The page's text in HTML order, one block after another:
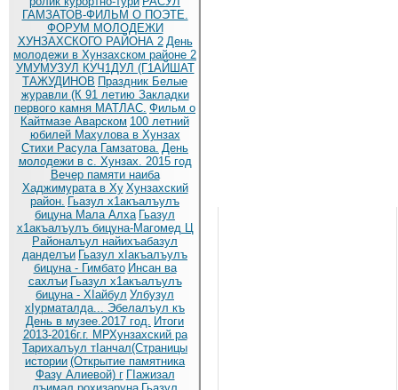
ГАМЗАТОВ-ФИЛЬМ О ПОЭТЕ.
ФОРУМ МОЛОДЕЖИ
ХУНЗАХСКОГО РАЙОНА 2 День
молодежи в Хунзахском районе 2
УМУМУЗУЛ КУЧ1ДУЛ (Г1АЙШАТ
ТАЖУДИНОВ Праздник Белые
журавли (К 91 летию Закладки
первого камня МАТЛАС. Фильм о
Кайтмазе Аварском 100 летний
юбилей Махулова в Хунзах
Стихи Расула Гамзатова. День
молодежи в с. Хунзах. 2015 год
Вечер памяти наиба
Хаджимурата в Ху Хунзахский
район. Гьазул х1акъалъулъ
бицуна Мала Алха Гьазул
х1акъалъулъ бицуна-Магомед Ц
Районалъул найихъабазул
данделъи Гьазул хIакъалъулъ
бицуна - Гимбато Инсан ва
сахлъи Гьазул х1акъалъулъ
бицуна - ХIайбул Улбузул
хIурматалда... Эбелалъул къ
День в музее.2017 год. Итоги
2013-2016г.г. МРХунзахский ра
Тарихалъул тIанчал(Страницы
истории (Открытие памятника
Фазу Алиевой) г ГIажизал